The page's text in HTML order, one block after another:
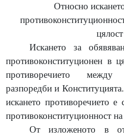
Относно
цялост
Искането за
противоконституционен в
противоречието между
разпоредби и
искането противоречието
противоконституционност
От изложеното в